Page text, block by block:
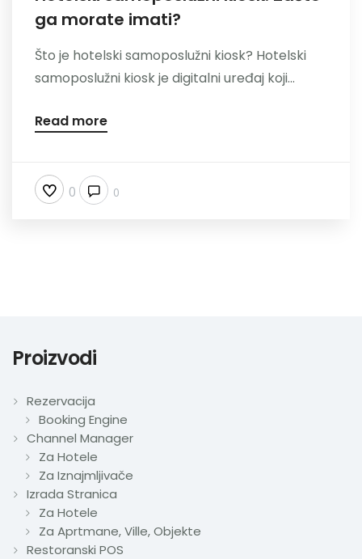
Nazovite
ga morate imati?
Što je hotelski samoposlužni kiosk? Hotelski
samoposlužni kiosk je digitalni uređaj koji...
Read more
0 0
Proizvodi
Rezervacija
Booking Engine
Channel Manager
Za Hotele
Za Iznajmljivače
Izrada Stranica
Za Hotele
Za Aprtmane, Ville, Objekte
Restoranski POS